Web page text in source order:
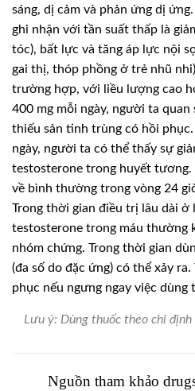
sáng, dị cảm và phản ứng dị
ghi nhận với tần suất thấp là
tóc), bất lực và tăng áp lực nội
gai thị, thóp phồng ở trẻ nhũ
trường hợp, với liều lượng cao
400 mg mỗi ngày, người ta
thiếu sản tinh trùng có hồi
ngày, người ta có thể thấy sự
testosterone trong huyết
về bình thường trong vòng 24
Trong thời gian điều trị lâu dài ở
testosterone trong máu thường
nhóm chứng. Trong thời gian
(đa số do đặc ứng) có thể xảy
phục nếu ngưng ngay việc dùng
Lưu ý: Dùng thuốc theo chỉ định
Nguồn tham khảo